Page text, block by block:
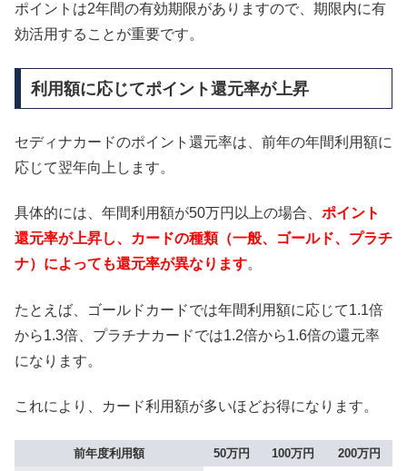
ポイントは2年間の有効期限がありますので、期限内に有
効活用することが重要です。
利用額に応じてポイント還元率が上昇
セディナカードのポイント還元率は、前年の年間利用額に
応じて翌年向上します。
具体的には、年間利用額が50万円以上の場合、 ポイント
還元率が上昇し、カードの種類（一般、ゴールド、プラチ
ナ）によっても還元率が異なります。
たとえば、ゴールドカードでは年間利用額に応じて1.1倍
から1.3倍、プラチナカードでは1.2倍から1.6倍の還元率
になります。
これにより、カード利用額が多いほどお得になります。
前年度利用額 50万円 100万円
200万円